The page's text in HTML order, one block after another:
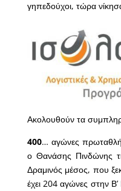
γηπεδούχοι, τώρα
Ακολουθούν τα
400… αγώνες
ο Θανάσης Πινδώνης
Δραμινός μέσος, που
έχει 204 αγώνες στην